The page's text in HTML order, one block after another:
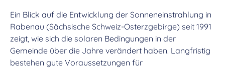
Ein Blick auf die Entwicklung der Sonneneinstrahlung in
Rabenau (Sächsische Schweiz-Osterzgebirge) seit 1991
zeigt, wie sich die solaren Bedingungen in der
Gemeinde über die Jahre verändert haben. Langfristig
bestehen gute Voraussetzungen für